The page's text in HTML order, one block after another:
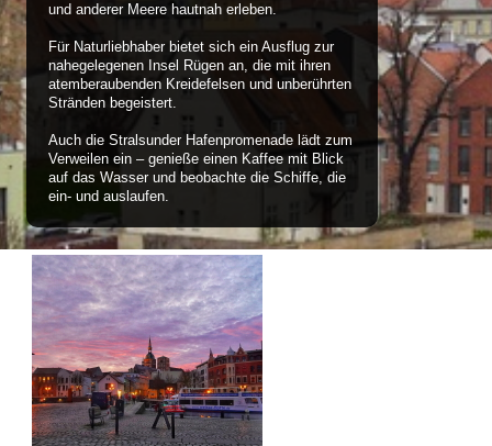
und anderer Meere hautnah erleben.
Für Naturliebhaber bietet sich ein Ausflug zur
nahegelegenen Insel Rügen an, die mit ihren
atemberaubenden Kreidefelsen und unberührten
Stränden begeistert.
Auch die Stralsunder Hafenpromenade lädt zum
Verweilen ein – genieße einen Kaffee mit Blick
auf das Wasser und beobachte die Schiffe, die
ein- und auslaufen.